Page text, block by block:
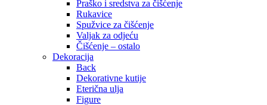
Praško i sredstva za čišćenje
Rukavice
Spužvice za čišćenje
Valjak za odjeću
Čišćenje – ostalo
Dekoracija
Back
Dekorativne kutije
Eterična ulja
Figure